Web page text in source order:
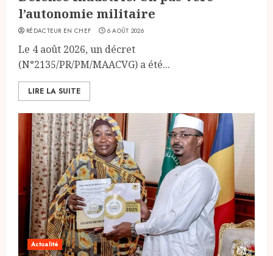
l’autonomie militaire
RÉDACTEUR EN CHEF 6 AOÛT 2026
Le 4 août 2026, un décret
(N°2135/PR/PM/MAACVG) a été...
LIRE LA SUITE
Actualité